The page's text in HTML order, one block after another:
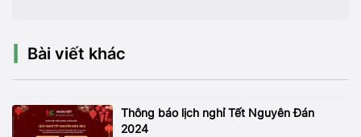
Bài viết khác
Thông báo lịch nghỉ Tết Nguyên Đán
2024